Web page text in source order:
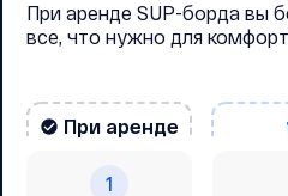
При аренде SUP-борда вы
все, что нужно для
При аренде
1